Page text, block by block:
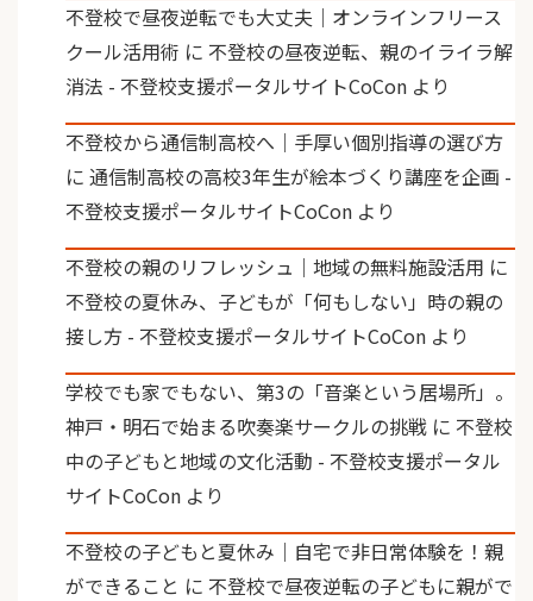
不登校で昼夜逆転でも大丈夫｜オンラインフリース
クール活用術 に 不登校の昼夜逆転、親のイライラ解
消法 - 不登校支援ポータルサイトCoCon より
不登校から通信制高校へ｜手厚い個別指導の選び方
に 通信制高校の高校3年生が絵本づくり講座を企画 -
不登校支援ポータルサイトCoCon より
不登校の親のリフレッシュ｜地域の無料施設活用 に
不登校の夏休み、子どもが「何もしない」時の親の
接し方 - 不登校支援ポータルサイトCoCon より
学校でも家でもない、第3の「音楽という居場所」。
神戸・明石で始まる吹奏楽サークルの挑戦 に 不登校
中の子どもと地域の文化活動 - 不登校支援ポータル
サイトCoCon より
不登校の子どもと夏休み｜自宅で非日常体験を！親
ができること に 不登校で昼夜逆転の子どもに親がで